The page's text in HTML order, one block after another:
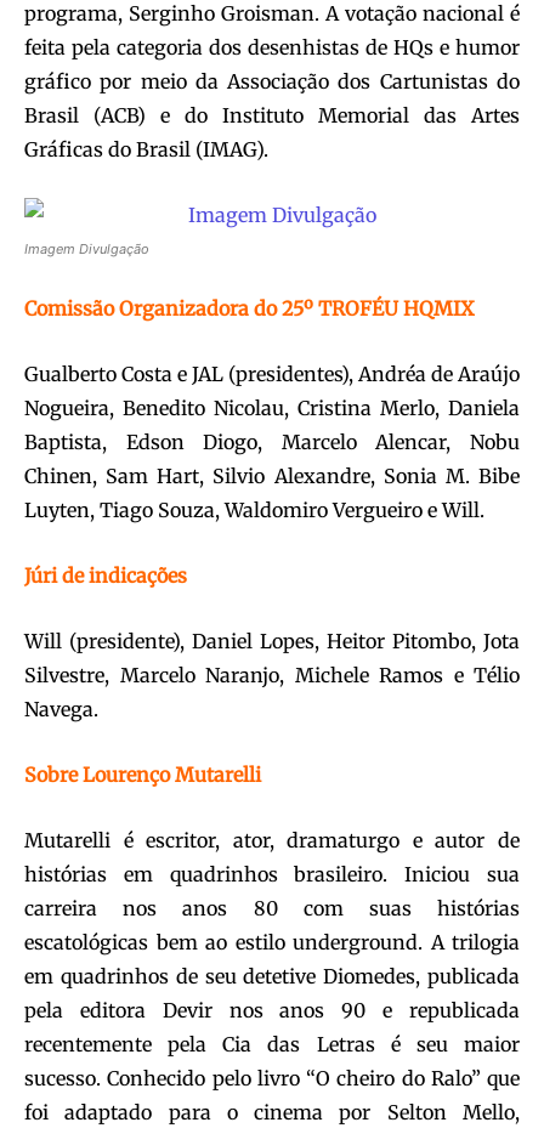
programa, Serginho Groisman. A votação nacional é
feita pela categoria dos desenhistas de HQs e humor
gráfico por meio da Associação dos Cartunistas do
Brasil (ACB) e do Instituto Memorial das Artes
Gráficas do Brasil (IMAG).
Imagem Divulgação
Comissão Organizadora do 25º TROFÉU HQMIX
Gualberto Costa e JAL (presidentes), Andréa de Araújo
Nogueira, Benedito Nicolau, Cristina Merlo, Daniela
Baptista, Edson Diogo, Marcelo Alencar, Nobu
Chinen, Sam Hart, Silvio Alexandre, Sonia M. Bibe
Luyten, Tiago Souza, Waldomiro Vergueiro e Will.
Júri de indicações
Will (presidente), Daniel Lopes, Heitor Pitombo, Jota
Silvestre, Marcelo Naranjo, Michele Ramos e Télio
Navega.
Sobre Lourenço Mutarelli
Mutarelli é escritor, ator, dramaturgo e autor de
histórias em quadrinhos brasileiro. Iniciou sua
carreira nos anos 80 com suas histórias
escatológicas bem ao estilo underground. A trilogia
em quadrinhos de seu detetive Diomedes, publicada
pela editora Devir nos anos 90 e republicada
recentemente pela Cia das Letras é seu maior
sucesso. Conhecido pelo livro “O cheiro do Ralo” que
foi adaptado para o cinema por Selton Mello,